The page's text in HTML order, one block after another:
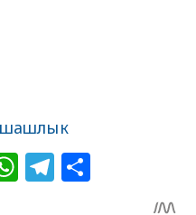
шашлык
WhatsApp
Telegram